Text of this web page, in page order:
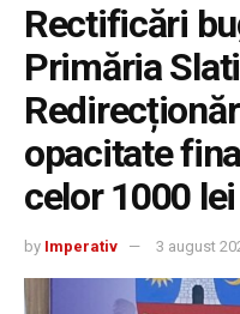
Rectificări
Primăria
opacitate
celor 1000 lei
by Imperativ 3 august